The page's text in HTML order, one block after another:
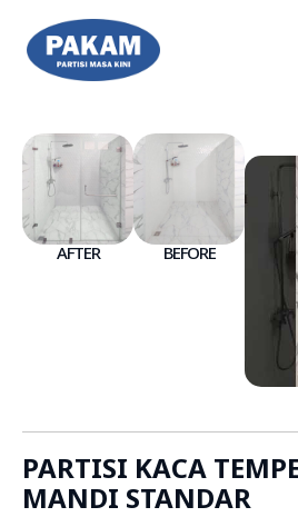
AFTER BEFORE
PARTISI KACA
MANDI STANDAR